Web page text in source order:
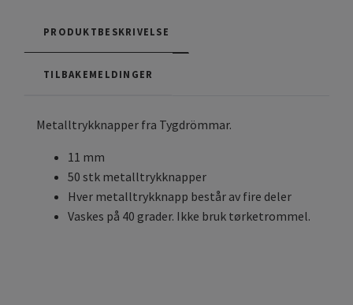
PRODUKTBESKRIVELSE
TILBAKEMELDINGER
Metalltrykknapper fra Tygdrömmar.
11 mm
50 stk metalltrykknapper
Hver metalltrykknapp består av fire deler
Vaskes på 40 grader. Ikke bruk tørketrommel.